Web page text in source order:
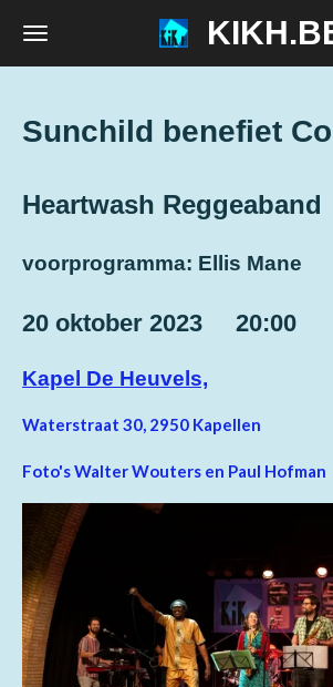
Ga
hoofdinhoud
Sunchild benefiet
Heartwash Reggeaband
voorprogramma: Ellis Mane
20 oktober 2023 20:00
Kapel De Heuvels,
Waterstraat 30, 2950 Kapellen
Foto's Walter Wouters en Paul Hofman